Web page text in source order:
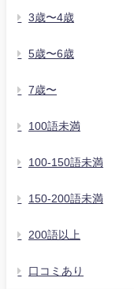
3歳〜4歳
5歳〜6歳
7歳〜
100語未満
100-150語未満
150-200語未満
200語以上
口コミあり